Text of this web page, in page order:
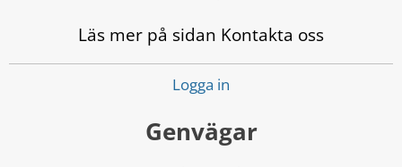
Läs mer på sidan Kontakta oss
Logga in
Genvägar